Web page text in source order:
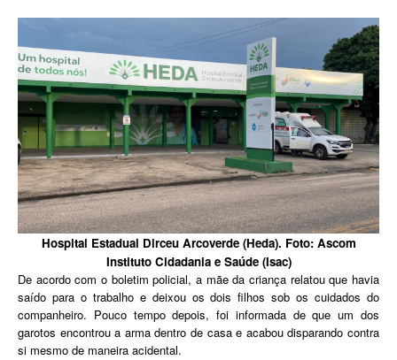
Hospital Estadual Dirceu Arcoverde (Heda). Foto: Ascom
Instituto Cidadania e Saúde (Isac)
De acordo com o boletim policial, a mãe da criança relatou que havia
saído para o trabalho e deixou os dois filhos sob os cuidados do
companheiro. Pouco tempo depois, foi informada de que um dos
garotos encontrou a arma dentro de casa e acabou disparando contra
si mesmo de maneira acidental.